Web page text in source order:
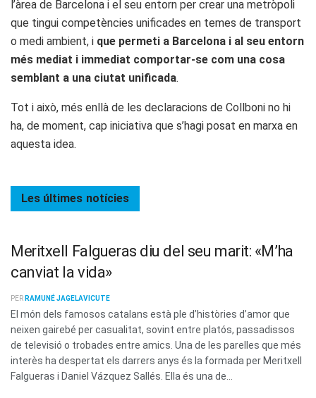
l’àrea de Barcelona i el seu entorn per crear una metròpoli
que tingui competències unificades en temes de transport
o medi ambient, i que permeti a Barcelona i al seu entorn
més mediat i immediat comportar-se com una cosa
semblant a una ciutat unificada.
Tot i això, més enllà de les declaracions de Collboni no hi
ha, de moment, cap iniciativa que s’hagi posat en marxa en
aquesta idea.
Les últimes notícies
Meritxell Falgueras diu del seu marit: «M’ha
canviat la vida»
PER RAMUNÉ JAGELAVICUTE
El món dels famosos catalans està ple d’històries d’amor que
neixen gairebé per casualitat, sovint entre platós, passadissos
de televisió o trobades entre amics. Una de les parelles que més
interès ha despertat els darrers anys és la formada per Meritxell
Falgueras i Daniel Vázquez Sallés. Ella és una de...